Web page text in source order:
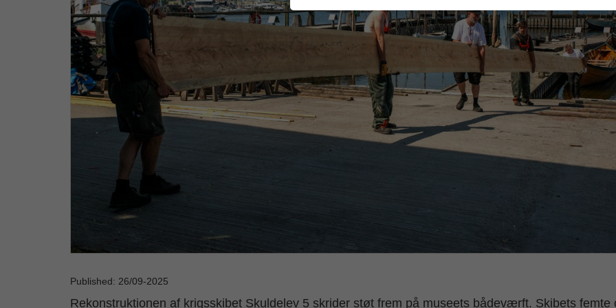
Published: 26/09-2025
Rekonstruktionen af krigsskibet Skuldelev 5 skrider støt frem på museets bådeværft. Skibets femte